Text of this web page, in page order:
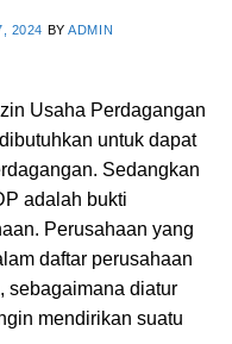
2024 BYADMIN
Usaha Perdagangan
untuk dapat
Sedangkan
adalah bukti
Perusahaan yang
daftar perusahaan
sebagaimana diatur
mendirikan suatu